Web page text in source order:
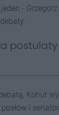
-
postulaty
Kohut
i